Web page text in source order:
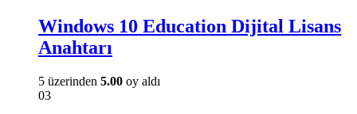
Windows 10 Education Dijital Lisans
Anahtarı
5 üzerinden 5.00 oy aldı
03